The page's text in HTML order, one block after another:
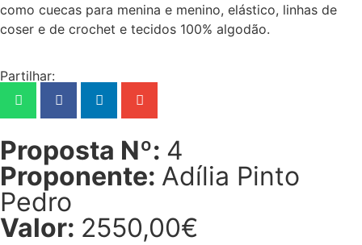
como cuecas para menina e menino, elástico, linhas de
coser e de crochet e tecidos 100% algodão.
Partilhar:
Proposta Nº: 4
Proponente: Adília Pinto
Pedro
Valor: 2550,00€